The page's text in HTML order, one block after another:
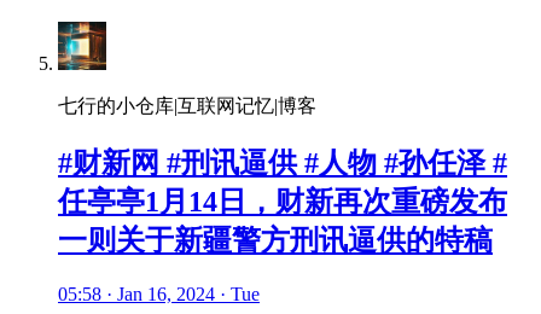
七行的小仓库|互联网记忆|博客
#财新网 #刑讯逼供 #人物 #孙任泽 #
任亭亭1月14日，财新再次重磅发布
一则关于新疆警方刑讯逼供的特稿
05:58 · Jan 16, 2024 · Tue